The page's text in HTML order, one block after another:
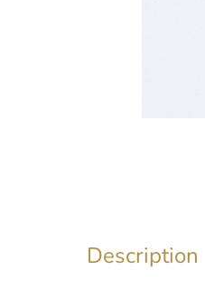
Description